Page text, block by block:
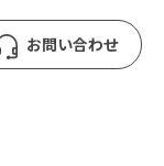
お問い合わせ